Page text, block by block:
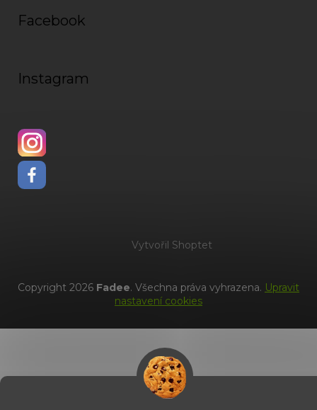
Facebook
Instagram
Vytvořil Shoptet
Copyright 2026 Fadee. Všechna práva vyhrazena. Upravit
nastavení cookies